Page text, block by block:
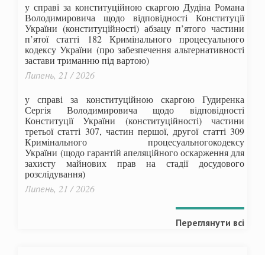
у справі за конституційною скаргою Дудіна Романа
Володимировича щодо відповідності Конституції
України (конституційності) абзацу п’ятого частини
п’ятої статті 182 Кримінального процесуального
кодексу України (про забезпечення альтернативності
застави триманню під вартою)
Липень, 21 / 2026
у справі за конституційною скаргою Гудиренка
Сергія Володимировича щодо відповідності
Конституції України (конституційності) частини
третьої статті 307, частин першої, другої статті 309
Кримінального процесуальногокодексу
України (щодо гарантій апеляційного оскарження для
захисту майнових прав на стадії досудового
розслідування)
Липень, 21 / 2026
Переглянути всі